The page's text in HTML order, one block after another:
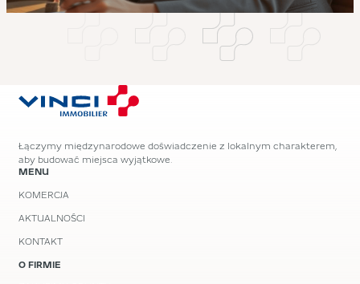
Łączymy międzynarodowe doświadczenie z lokalnym charakterem,
aby budować miejsca wyjątkowe.
MENU
KOMERCJA
AKTUALNOŚCI
KONTAKT
O FIRMIE